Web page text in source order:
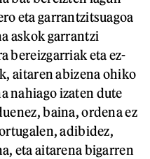
eta garrantzitsuagoa
askok garrantzi
bereizgarriak eta ez-
aitaren abizena ohiko
nahiago izaten dute
baina, ordena ez
adibidez,
eta aitarena bigarren